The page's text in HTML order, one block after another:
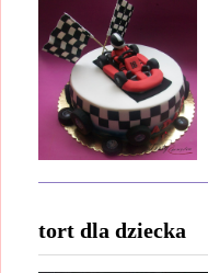
tort dla dziecka